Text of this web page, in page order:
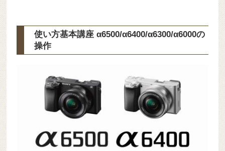
使い方基本講座 α6500/α6400/α6300/α6000の
操作